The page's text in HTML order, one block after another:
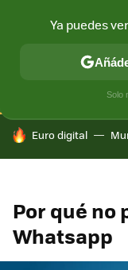
CONECTIVIDAD
HOY SE HABLA DE
Euro digital
Por qué no
Whatsapp
Ya puedes
Solo